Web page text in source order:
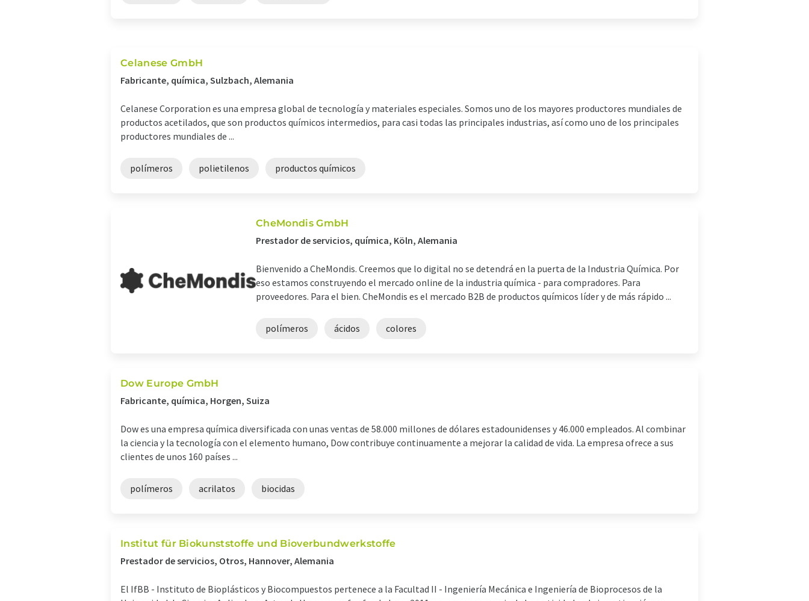
Celanese GmbH
Fabricante, química, Sulzbach, Alemania
Celanese Corporation es una empresa global de tecnología y materiales especiales. Somos uno de los mayores productores mundiales de
productos acetilados, que son productos químicos intermedios, para casi todas las principales industrias, así como uno de los principales
productores mundiales de ...
polímeros polietilenos productos químicos
CheMondis GmbH
Prestador de servicios, química, Köln, Alemania
Bienvenido a CheMondis. Creemos que lo digital no se detendrá en la puerta de la Industria Química. Por
eso estamos construyendo el mercado online de la industria química - para compradores. Para
proveedores. Para el bien. CheMondis es el mercado B2B de productos químicos líder y de más rápido ...
polímeros ácidos colores
Dow Europe GmbH
Fabricante, química, Horgen, Suiza
Dow es una empresa química diversificada con unas ventas de 58.000 millones de dólares estadounidenses y 46.000 empleados. Al combinar
la ciencia y la tecnología con el elemento humano, Dow contribuye continuamente a mejorar la calidad de vida. La empresa ofrece a sus
clientes de unos 160 países ...
polímeros acrilatos biocidas
Institut für Biokunststoffe und Bioverbundwerkstoffe
Prestador de servicios, Otros, Hannover, Alemania
El IfBB - Instituto de Bioplásticos y Biocompuestos pertenece a la Facultad II - Ingeniería Mecánica e Ingeniería de Bioprocesos de la